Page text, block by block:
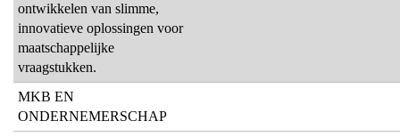
ontwikkelen van slimme,
innovatieve oplossingen voor
maatschappelijke
vraagstukken.
MKB EN
ONDERNEMERSCHAP